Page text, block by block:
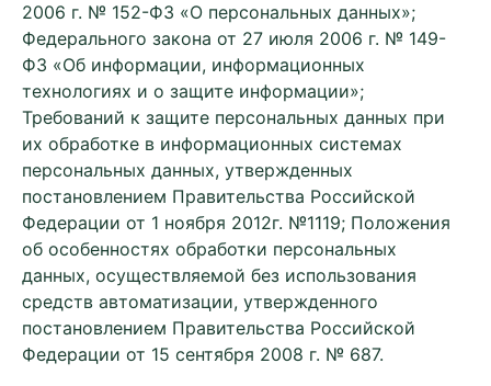
2006 г. № 152-ФЗ «О персональных данных»;
Федерального закона от 27 июля 2006 г. № 149-
ФЗ «Об информации, информационных
технологиях и о защите информации»;
Требований к защите персональных данных при
их обработке в информационных системах
персональных данных, утвержденных
постановлением Правительства Российской
Федерации от 1 ноября 2012г. №1119; Положения
об особенностях обработки персональных
данных, осуществляемой без использования
средств автоматизации, утвержденного
постановлением Правительства Российской
Федерации от 15 сентября 2008 г. № 687.